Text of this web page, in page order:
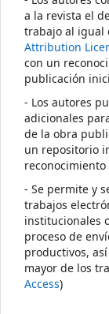
a la revista el
trabajo al igual
Attribution
con un
publicación
- Los autores
adicionales
de la obra
un repositorio
- Se permite y
trabajos
institucionales
proceso de
productivos,
mayor de los
Access)